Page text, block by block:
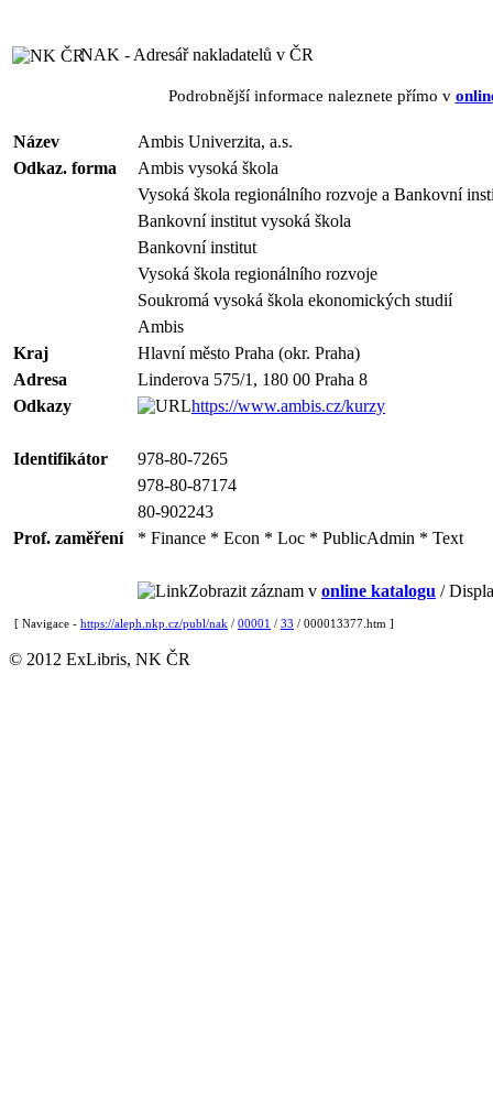
NAK - Adresář nakladatelů v ČR
Podrobnější informace naleznete přímo v
Název
Ambis Univerzita, a.s.
Odkaz. forma
Ambis vysoká škola
Vysoká škola regionálního rozvoje a Bankovní
Bankovní institut vysoká škola
Bankovní institut
Vysoká škola regionálního rozvoje
Soukromá vysoká škola ekonomických studií
Ambis
Kraj
Hlavní město Praha (okr. Praha)
Adresa
Linderova 575/1, 180 00 Praha 8
Odkazy
https://www.ambis.cz/kurzy
Identifikátor
978-80-7265
978-80-87174
80-902243
Prof. zaměření
* Finance * Econ * Loc * PublicAdmin * Text
Zobrazit záznam v online katalogu /
[ Navigace - https://aleph.nkp.cz/publ/nak / 00001 / 33 / 000013377.htm ]
© 2012 ExLibris, NK ČR